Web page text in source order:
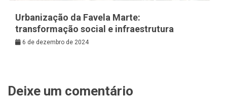
Urbanização da Favela Marte:
transformação social e infraestrutura
6 de dezembro de 2024
Deixe um comentário